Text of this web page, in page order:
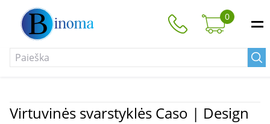
0
Virtuvinės svarstyklės Caso | Design